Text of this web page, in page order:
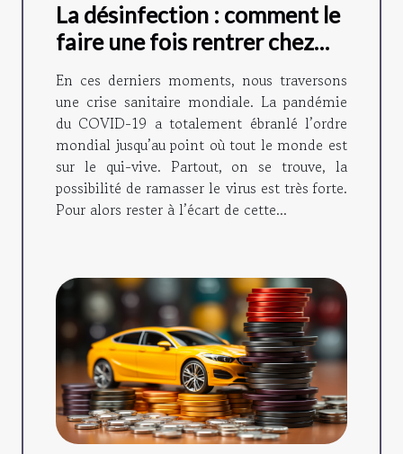
La désinfection : comment le
faire une fois rentrer chez
soi ?
En ces derniers moments, nous traversons
une crise sanitaire mondiale. La pandémie
du COVID-19 a totalement ébranlé l’ordre
mondial jusqu’au point où tout le monde est
sur le qui-vive. Partout, on se trouve, la
possibilité de ramasser le virus est très forte.
Pour alors rester à l’écart de cette...